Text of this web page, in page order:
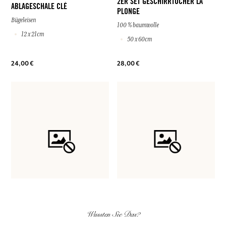
ABLAGESCHALE CLÉ
Bügeleisen
12 x 21cm
24,00 €
2ER SET GESCHIRRTÜCHER LA
PLONGE
100 % baumwolle
50 x 60cm
28,00 €
Wussten Sie Das?